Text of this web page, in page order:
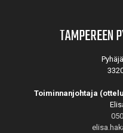
TAMPEREEN
Toiminnanjohtaja